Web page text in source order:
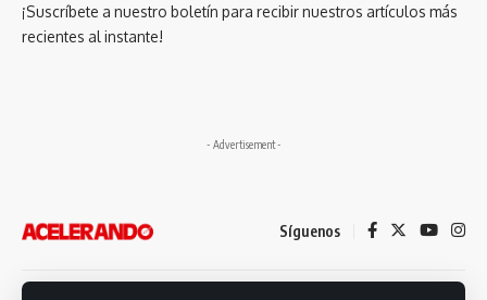
¡Suscríbete a nuestro boletín para recibir nuestros artículos más
recientes al instante!
- Advertisement -
Síguenos